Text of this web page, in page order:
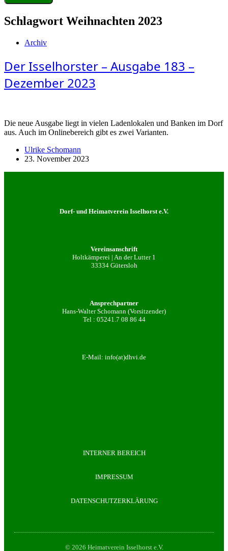
Schlagwort Weihnachten 2023
Archiv
Der Isselhorster – Ausgabe 183 –
Dezember 2023
Die neue Ausgabe liegt in vielen Ladenlokalen und Banken im Dorf
aus. Auch im Onlinebereich gibt es zwei Varianten.
Ulrike Schomann
23. November 2023
Dorf- und Heimatverein Isselhorst e.V.
Vereinsanschrift
Holtkämperei | An der Lutter 1
33334 Gütersloh
Ansprechpartner
Hans-Walter Schomann (Vorsitzender)
Tel : 05241.7 08 86 44
E-Mail: info(at)dhvi.de
INTERNER BEREICH
IMPRESSUM
DATENSCHUTZERKLÄRUNG
© 2026 Heimatverein Isselhorst e.V.